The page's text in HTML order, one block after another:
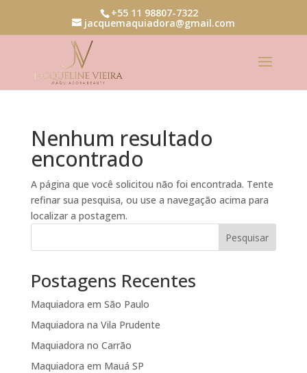
+55 11 98807-7322
jacquemaquiadora@gmail.com
Nenhum resultado
encontrado
A página que você solicitou não foi encontrada. Tente
refinar sua pesquisa, ou use a navegação acima para
localizar a postagem.
Pesquisar
Postagens Recentes
Maquiadora em São Paulo
Maquiadora na Vila Prudente
Maquiadora no Carrão
Maquiadora em Mauá SP